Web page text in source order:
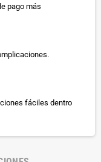
pago más
fáciles dentro